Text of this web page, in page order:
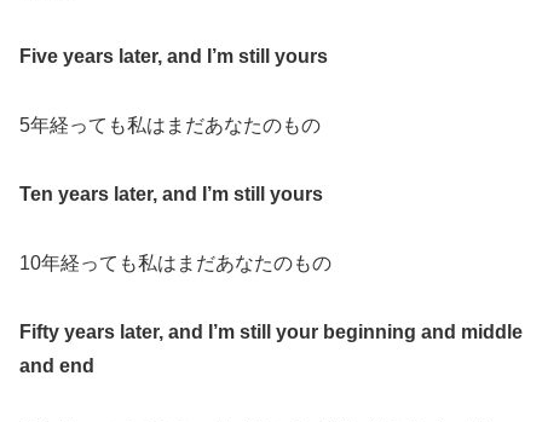
Five years later, and I’m still yours
5年経っても私はまだあなたのもの
Ten years later, and I’m still yours
10年経っても私はまだあなたのもの
Fifty years later, and I’m still your beginning and middle
and end